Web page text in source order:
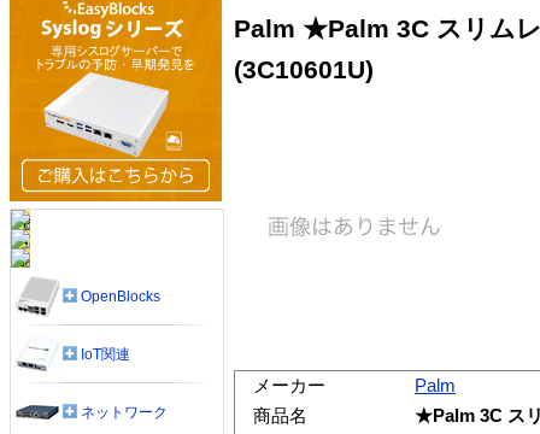
Palm ★Palm 3C スリム
(3C10601U)
メーカー
Palm
商品名
★Palm 3C ス
OpenBlocks
IoT関連
ネットワーク